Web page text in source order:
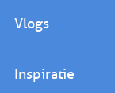
Vlogs
Inspiratie